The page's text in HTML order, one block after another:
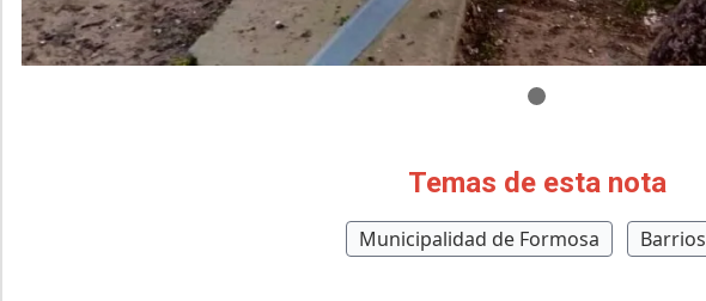
Temas de esta nota
Municipalidad de Formosa Barrios